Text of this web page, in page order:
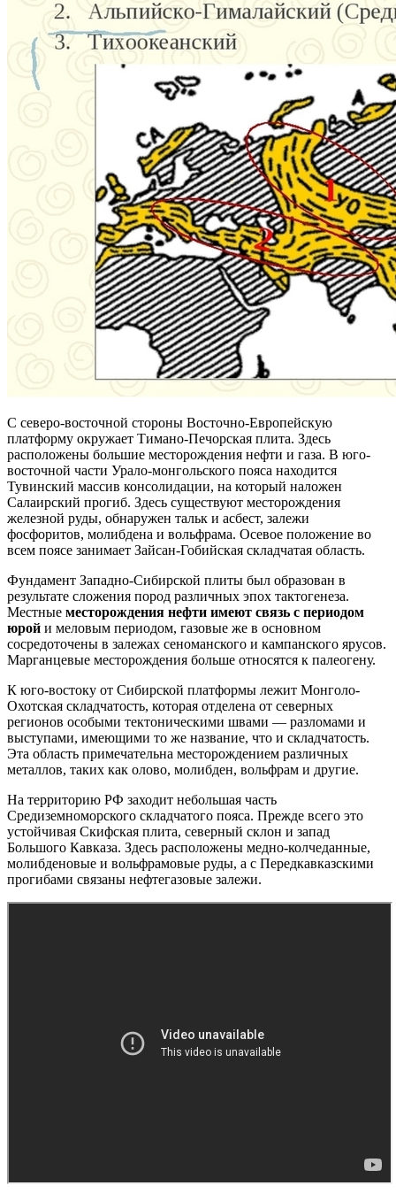
С северо-восточной стороны Восточно-Европейскую
платформу окружает Тимано-Печорская плита. Здесь
расположены большие месторождения нефти и газа. В юго-
восточной части Урало-монгольского пояса находится
Тувинский массив консолидации, на который наложен
Салаирский прогиб. Здесь существуют месторождения
железной руды, обнаружен тальк и асбест, залежи
фосфоритов, молибдена и вольфрама. Осевое положение во
всем поясе занимает Зайсан-Гобийская складчатая область.
Фундамент Западно-Сибирской плиты был образован в
результате сложения пород различных эпох тактогенеза.
Местные месторождения нефти имеют связь с периодом
юрой и меловым периодом, газовые же в основном
сосредоточены в залежах сеноманского и кампанского ярусов.
Марганцевые месторождения больше относятся к палеогену.
К юго-востоку от Сибирской платформы лежит Монголо-
Охотская складчатость, которая отделена от северных
регионов особыми тектоническими швами — разломами и
выступами, имеющими то же название, что и складчатость.
Эта область примечательна месторождением различных
металлов, таких как олово, молибден, вольфрам и другие.
На территорию РФ заходит небольшая часть
Средиземноморского складчатого пояса. Прежде всего это
устойчивая Скифская плита, северный склон и запад
Большого Кавказа. Здесь расположены медно-колчеданные,
молибденовые и вольфрамовые руды, а с Передкавказскими
прогибами связаны нефтегазовые залежи.